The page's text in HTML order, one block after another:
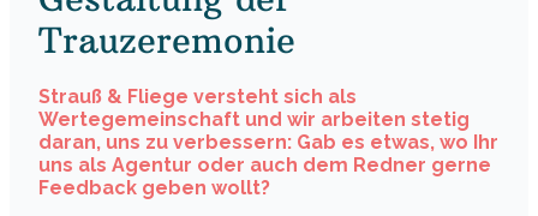
Trauzeremonie
Strauß & Fliege versteht sich als
Wertegemeinschaft und wir arbeiten stetig
daran, uns zu verbessern: Gab es etwas, wo Ihr
uns als Agentur oder auch dem Redner gerne
Feedback geben wollt?